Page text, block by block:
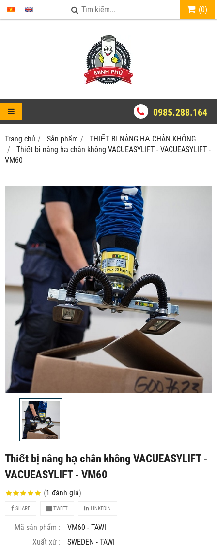
(0)
0985.288.164
Trang chủ Sản phẩm
THIẾT BỊ NÂNG HẠ CHÂN KHÔNG
Thiết bị nâng hạ chân không VACUEASYLIFT - VACUEASYLIFT -
VM60
Thiết bị nâng hạ chân không VACUEASYLIFT -
VACUEASYLIFT - VM60
(1 đánh giá)
SHARE TWEET LINKEDIN
Mã sản phẩm :
VM60 - TAWI
Xuất xứ :
SWEDEN - TAWI